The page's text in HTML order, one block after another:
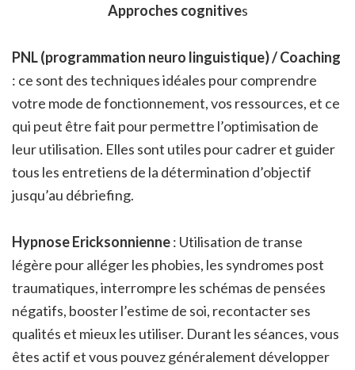
Approches cognitives
PNL (programmation neuro linguistique) / Coaching
: ce sont des techniques idéales pour comprendre
votre mode de fonctionnement, vos ressources, et ce
qui peut être fait pour permettre l’optimisation de
leur utilisation. Elles sont utiles pour cadrer et guider
tous les entretiens de la détermination d’objectif
jusqu’au débriefing.
HypnoseEricksonnienne: Utilisation de transe
légère pour alléger les phobies, les syndromes post
traumatiques, interrompre les schémas de pensées
négatifs, booster l’estime de soi, recontacter ses
qualités et mieux les utiliser. Durant les séances, vous
êtes actif et vous pouvez généralement développer